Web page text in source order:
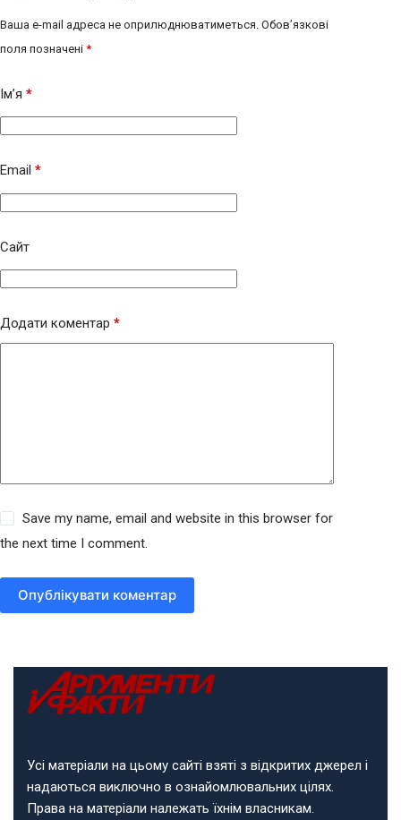
Ваша e-mail адреса не оприлюднюватиметься. Обов’язкові
поля позначені *
Ім’я *
Email *
Сайт
Додати коментар *
Save my name, email and website in this browser for
the next time I comment.
Опублікувати коментар
Усі матеріали на цьому сайті взяті з відкритих джерел і
надаються виключно в ознайомлювальних цілях.
Права на матеріали належать їхнім власникам.